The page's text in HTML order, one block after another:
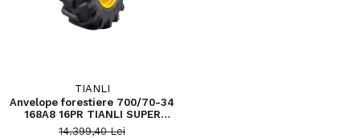
TIANLI
Anvelope forestiere 700/70-34
168A8 16PR TIANLI SUPER
LOGGER LS-2 Steel Belted TT
14.399,40 Lei